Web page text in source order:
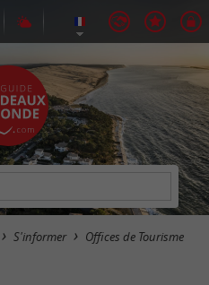
S'informer Offices de Tourisme